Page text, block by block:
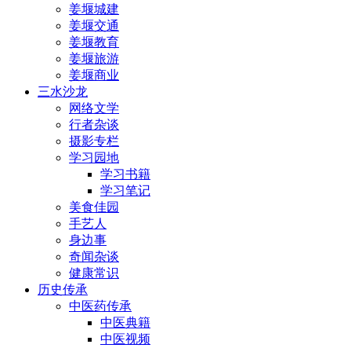
姜堰城建
姜堰交通
姜堰教育
姜堰旅游
姜堰商业
三水沙龙
网络文学
行者杂谈
摄影专栏
学习园地
学习书籍
学习笔记
美食佳园
手艺人
身边事
奇闻杂谈
健康常识
历史传承
中医药传承
中医典籍
中医视频